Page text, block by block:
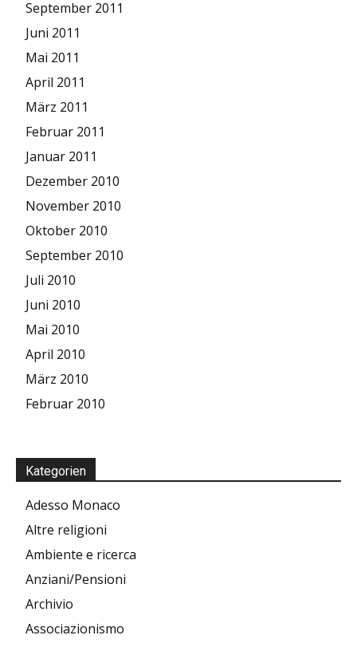
September 2011
Juni 2011
Mai 2011
April 2011
März 2011
Februar 2011
Januar 2011
Dezember 2010
November 2010
Oktober 2010
September 2010
Juli 2010
Juni 2010
Mai 2010
April 2010
März 2010
Februar 2010
Kategorien
Adesso Monaco
Altre religioni
Ambiente e ricerca
Anziani/Pensioni
Archivio
Associazionismo